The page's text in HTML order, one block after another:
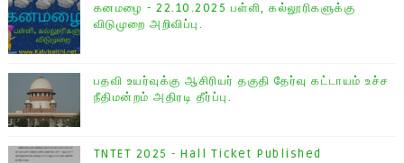
கனமழை - 22.10.2025 பள்ளி, கல்லூரிகளுக்கு
விடுமுறை அறிவிப்பு.
பதவி உயர்வுக்கு ஆசிரியர் தகுதி தேர்வு கட்டாயம் உச்ச
நீதிமன்றம் அதிரடி தீர்ப்பு.
TNTET 2025 - Hall Ticket Published